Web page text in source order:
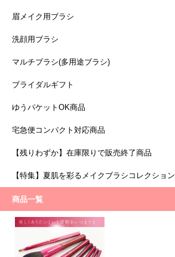
眉メイク用ブラシ
洗顔用ブラシ
マルチブラシ(多用途ブラシ)
ブライダルギフト
ゆうパケットOK商品
宅急便コンパクト対応商品
【残りわずか】在庫限りで販売終了商品
【特集】夏肌を彩るメイクブラシコレクション
商品一覧